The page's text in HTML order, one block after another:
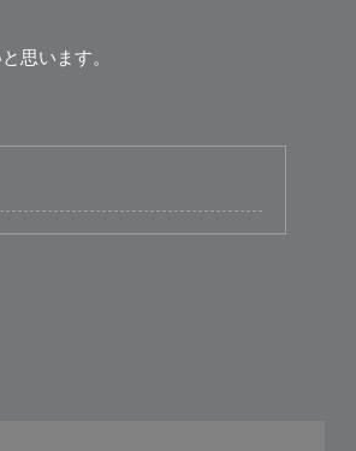
思います。